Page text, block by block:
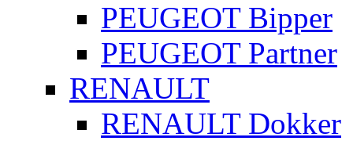
PEUGEOT Bipper
PEUGEOT Partner
RENAULT
RENAULT Dokker